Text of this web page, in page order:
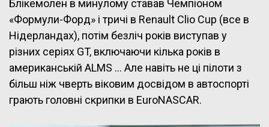
Блікемолен в минулому ставав Чемпіоном
«Формули-Форд» і тричі в Renault Clio Cup (все в
Нідерландах), потім безліч років виступав у
різних серіях GT, включаючи кілька років в
американській ALMS … Але навіть не ці пілоти з
більш ніж чверть віковим досвідом в автоспорті
грають головні скрипки в EuroNASCAR.